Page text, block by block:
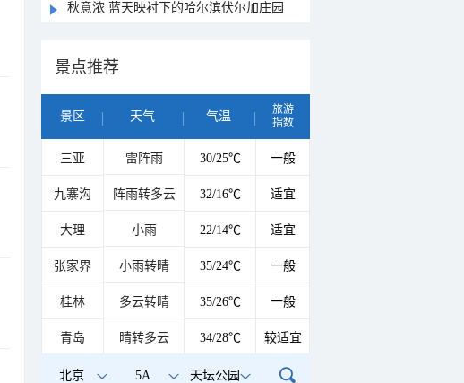
秋意浓 蓝天映衬下的哈尔滨伏尔加庄园
景点推荐
景区 天气 气温
旅游
指数
三亚 雷阵雨 30/25℃ 一般
九寨沟 阵雨转多云 32/16℃ 适宜
大理 小雨 22/14℃ 适宜
张家界 小雨转晴 35/24℃ 一般
桂林 多云转晴 35/26℃ 一般
青岛 晴转多云 34/28℃ 较适宜
北京 5A 天坛公园